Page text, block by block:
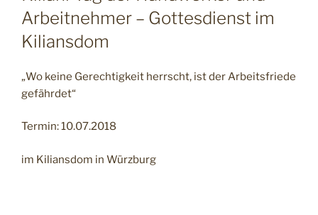
Arbeitnehmer – Gottesdienst im
Kiliansdom
„Wo keine Gerechtigkeit herrscht, ist der Arbeitsfriede
gefährdet“
Termin: 10.07.2018
im Kiliansdom in Würzburg